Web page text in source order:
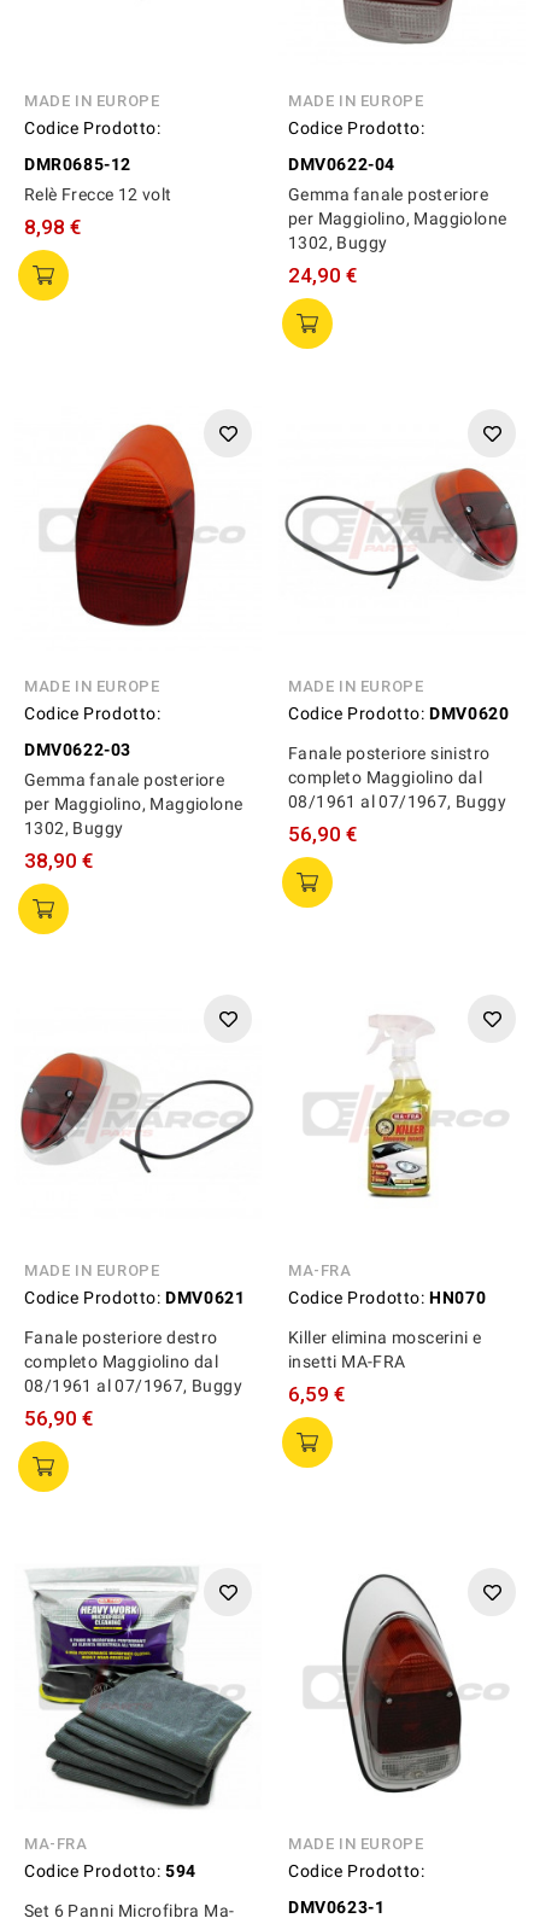
MADE IN EUROPE
Codice Prodotto:
DMR0685-12
Relè Frecce 12 volt
8,98 €
MADE IN EUROPE
Codice Prodotto:
DMV0622-04
Gemma fanale posteriore
per Maggiolino, Maggiolone
1302, Buggy
24,90 €
MADE IN EUROPE
Codice Prodotto:
DMV0622-03
Gemma fanale posteriore
per Maggiolino, Maggiolone
1302, Buggy
38,90 €
MADE IN EUROPE
Codice Prodotto: DMV0620
Fanale posteriore sinistro
completo Maggiolino dal
08/1961 al 07/1967, Buggy
56,90 €
MADE IN EUROPE
Codice Prodotto: DMV0621
Fanale posteriore destro
completo Maggiolino dal
08/1961 al 07/1967, Buggy
56,90 €
MA-FRA
Codice Prodotto: HN070
Killer elimina moscerini e
insetti MA-FRA
6,59 €
MA-FRA
Codice Prodotto: 594
Set 6 Panni Microfibra Ma-
MADE IN EUROPE
Codice Prodotto:
DMV0623-1